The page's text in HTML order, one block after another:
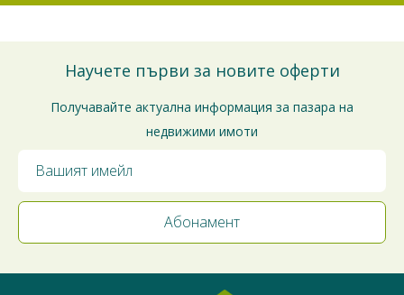
Научете първи за новите оферти
Получавайте актуална информация за пазара на
недвижими имоти